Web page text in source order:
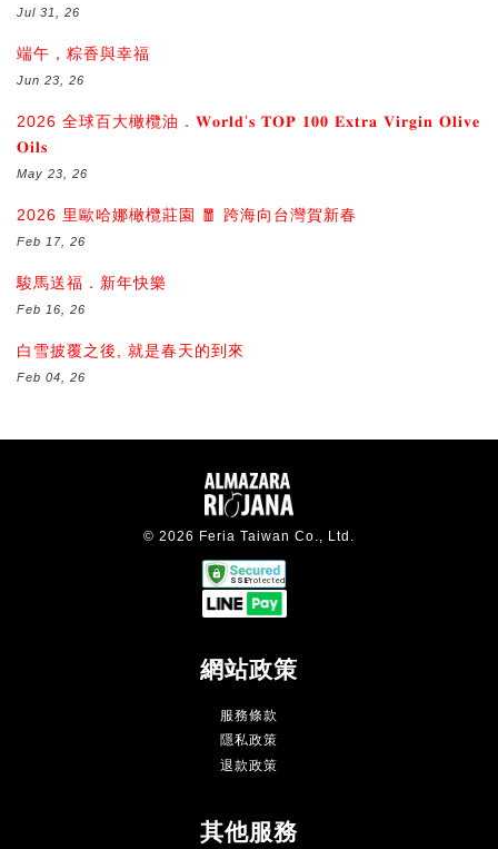
Jul 31, 26
端午，粽香與幸福
Jun 23, 26
2026 全球百大橄欖油．𝐖𝐨𝐫𝐥𝐝’𝐬 𝐓𝐎𝐏 𝟏𝟎𝟎 𝐄𝐱𝐭𝐫𝐚 𝐕𝐢𝐫𝐠𝐢𝐧 𝐎𝐥𝐢𝐯𝐞
𝐎𝐢𝐥𝐬
May 23, 26
2026 里歐哈娜橄欖莊園 🧧 跨海向台灣賀新春
Feb 17, 26
駿馬送福．新年快樂
Feb 16, 26
白雪披覆之後, 就是春天的到來
Feb 04, 26
© 2026 Feria Taiwan Co., Ltd.
網站政策
服務條款
隱私政策
退款政策
其他服務